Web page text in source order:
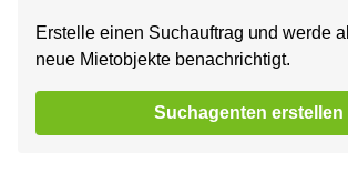
Erstelle einen Suchauftrag und werde
neue Mietobjekte benachrichtigt.
Suchagenten erstellen